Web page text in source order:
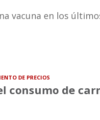
vacuna en los
DE PRECIOS
consumo de